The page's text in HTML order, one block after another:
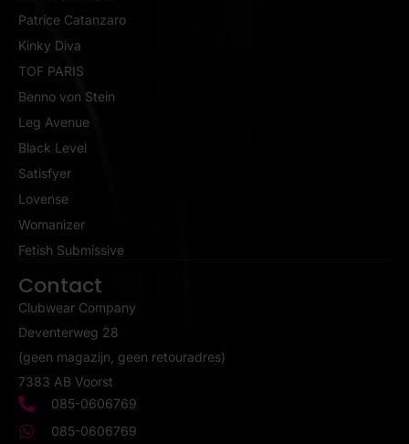
Patrice Catanzaro
Kinky Diva
TOF PARIS
Benno von Stein
Leg Avenue
Black Level
Satisfyer
Lovense
Womanizer
Fetish Submissive
Contact
Clubwear Company
Deventerweg 28
(geen magazijn, geen retouradres)
7383 AB Voorst
085-0606769
085-0606769